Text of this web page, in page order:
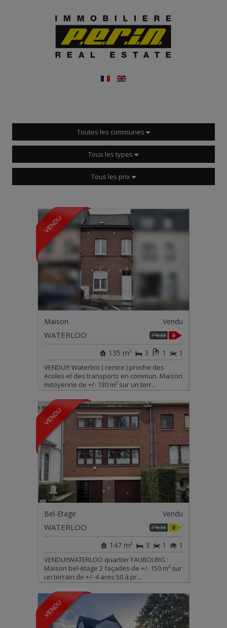
Toutes les communes
Tous les types
Tous les prix
Maison Vendu
WATERLOO
1
1
3
135 m²
VENDU!!! Waterloo ( centre ) proche des
écoles et des transports en commun. Maison
mitoyenne de +/- 130 m² sur un terr...
Bel-Etage Vendu
WATERLOO
1
1
3
147 m²
VENDU!!WATERLOO quartier FAUBOURG :
Maison bel-étage 2 façades de +/- 150 m² sur
un terrain de +/- 4 ares 50 à pr...